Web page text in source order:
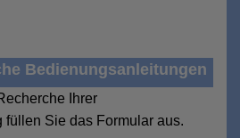
Bedienungsanleitungen
Ihrer
füllen Sie das Formular aus.